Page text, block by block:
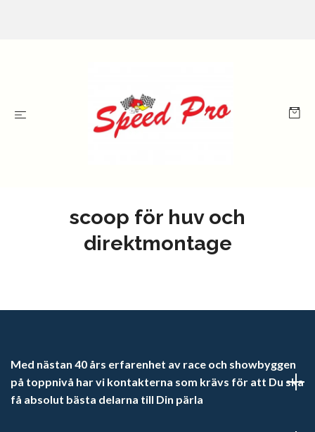
scoop för huv och
direktmontage
Med nästan 40 års erfarenhet av race och showbyggen
på toppnivå har vi kontakterna som krävs för att Du ska
få absolut bästa delarna till Din pärla